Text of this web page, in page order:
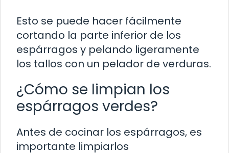
Esto se puede hacer fácilmente
cortando la parte inferior de los
espárragos y pelando ligeramente
los tallos con un pelador de verduras.
¿Cómo se limpian los
espárragos verdes?
Antes de cocinar los espárragos, es
importante limpiarlos